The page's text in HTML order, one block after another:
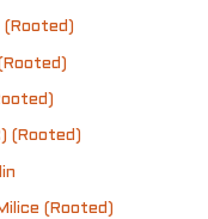
(Rooted)
(Rooted)